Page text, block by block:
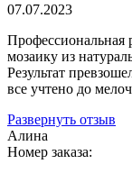
07.07.2023
Профессиональная
мозаику из
Результат
все учтено до
Развернуть отзыв
Алина
Номер заказа: